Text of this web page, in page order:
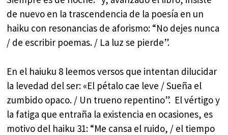
de nuevo en la trascendencia de la poesía en un
haiku con resonancias de aforismo: “No dejes nunca
/ de escribir poemas. / La luz se pierde”.
En el haiuku 8 leemos versos que intentan dilucidar
la levedad del ser: «El pétalo cae leve / Sueña el
zumbido opaco. / Un trueno repentino”. El vértigo y
la fatiga que entraña la existencia en ocasiones, es
motivo del haiku 31: “Me cansa el ruido, / el tiempo